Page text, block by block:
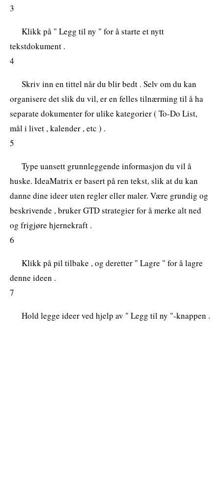
3
Klikk på " Legg til ny " for å starte et nytt
tekstdokument .
4
Skriv inn en tittel når du blir bedt . Selv om du kan
organisere det slik du vil, er en felles tilnærming til å ha
separate dokumenter for ulike kategorier ( To-Do List,
mål i livet , kalender , etc ) .
5
Type uansett grunnleggende informasjon du vil å
huske. IdeaMatrix er basert på ren tekst, slik at du kan
danne dine ideer uten regler eller maler. Være grundig og
beskrivende , bruker GTD strategier for å merke alt ned
og frigjøre hjernekraft .
6
Klikk på pil tilbake , og deretter " Lagre " for å lagre
denne ideen .
7
Hold legge ideer ved hjelp av " Legg til ny "-knappen .